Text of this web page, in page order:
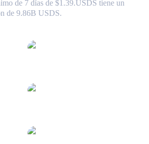
de 7 días de $1.39.USDS tiene un
de 9.86B USDS.